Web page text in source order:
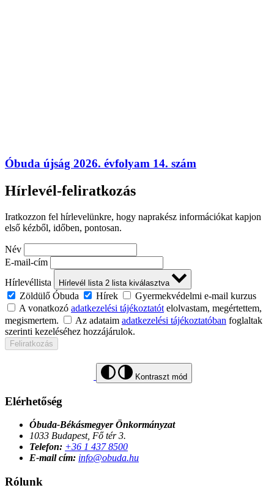
Óbuda újság 2026. évfolyam 14. szám
Hírlevél-feliratkozás
Iratkozzon fel hírlevelünkre, hogy naprakész információkat kapjon
első kézből, időben, pontosan.
Név
E-mail-cím
Hírlevéllista
Hírlevél lista 2 lista kiválasztva
Zöldülő Óbuda Hírek
Gyermekvédelmi e-mail kurzus
A vonatkozó adatkezelési tájékoztatót elolvastam, megértettem,
megismertem.
Az adataim adatkezelési tájékoztatóban foglaltak
szerinti kezeléséhez hozzájárulok.
Feliratkozás
Kontraszt mód
Elérhetőség
Óbuda-Békásmegyer Önkormányzat
1033 Budapest, Fő tér 3.
Telefon: +36 1 437 8500
E-mail cím: info@obuda.hu
Rólunk